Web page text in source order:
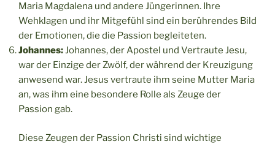
Maria Magdalena und andere Jüngerinnen. Ihre
Wehklagen und ihr Mitgefühl sind ein berührendes Bild
der Emotionen, die die Passion begleiteten.
Johannes:Johannes, der Apostel und Vertraute Jesu,
war der Einzige der Zwölf, der während der Kreuzigung
anwesend war. Jesus vertraute ihm seine Mutter Maria
an, was ihm eine besondere Rolle als Zeuge der
Passion gab.
Diese Zeugen der Passion Christi sind wichtige